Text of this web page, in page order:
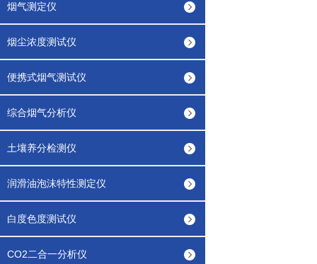
烟气测定仪
烟尘浓度测试仪
便携式烟气测试仪
综合烟气分析仪
土壤养分检测仪
润滑油泡沫特性测定仪
白度色度测试仪
CO2二合一分析仪